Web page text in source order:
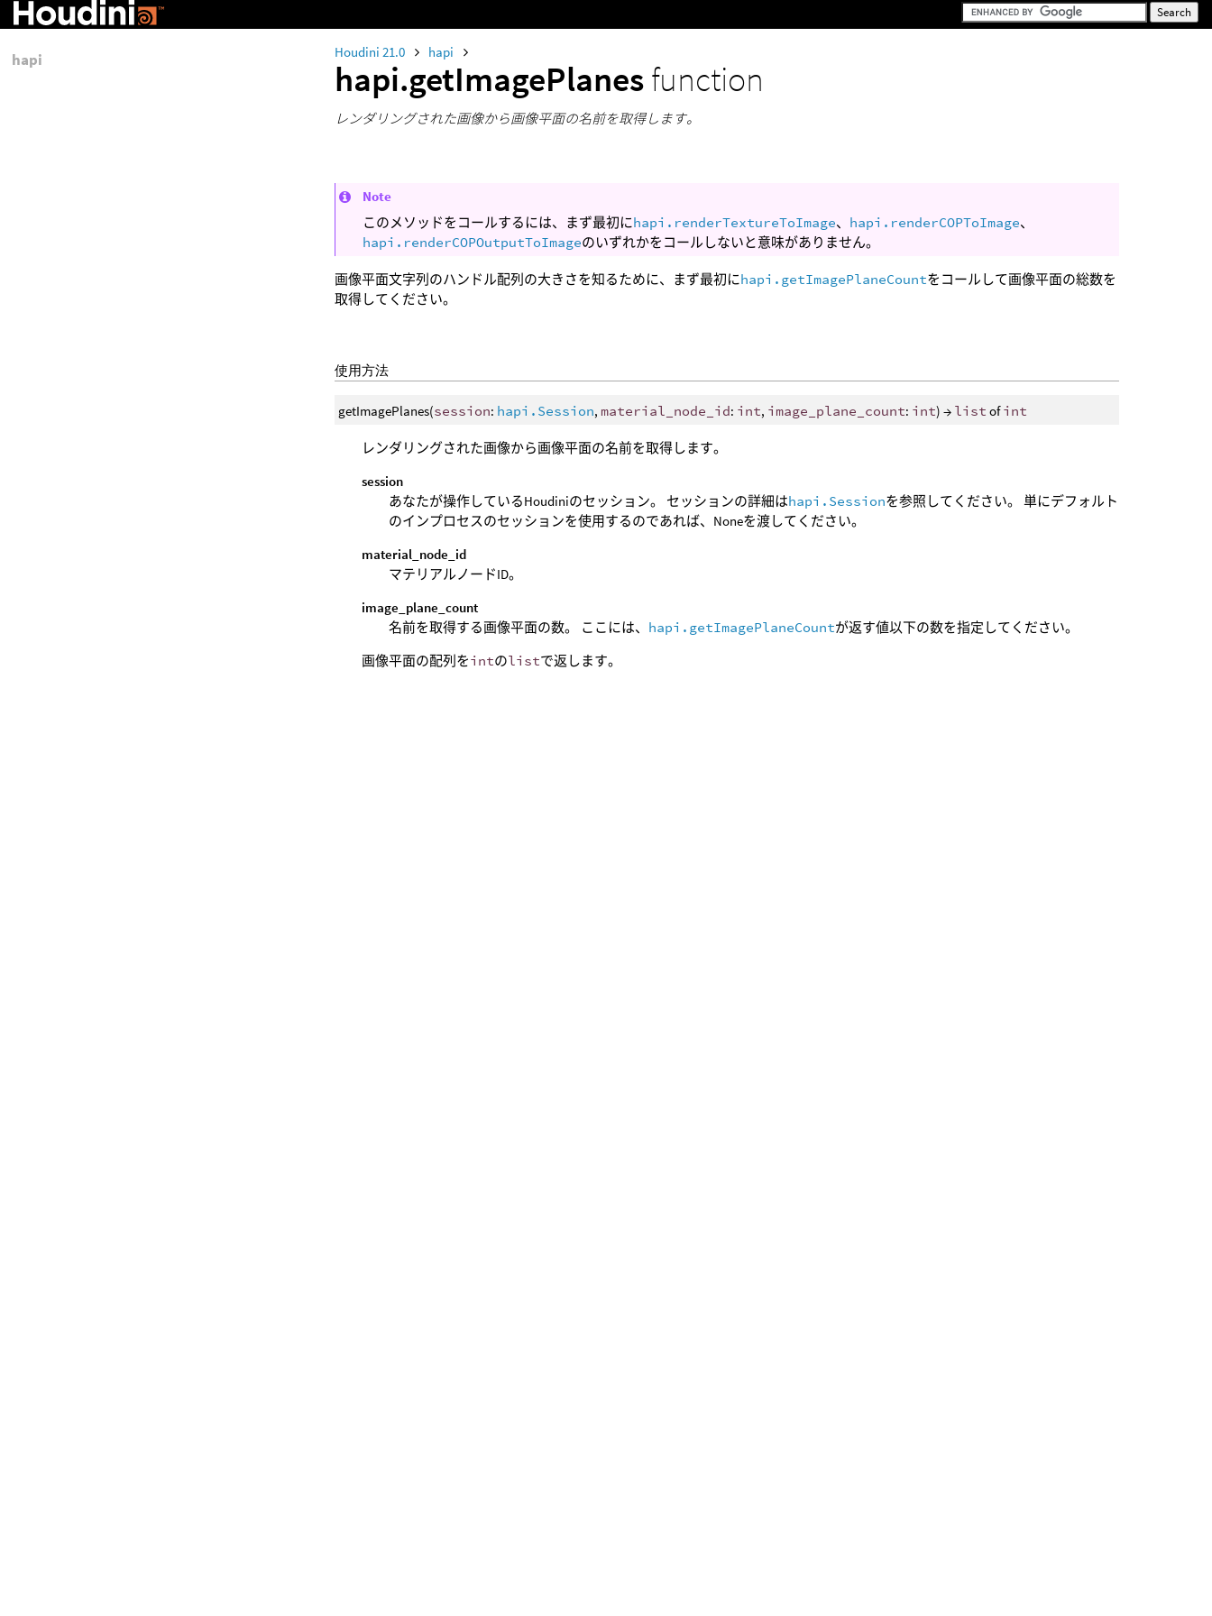
Houdini 21.0 hapi
hapi.getImagePlanesfunction
レンダリングされた画像から画像平面の名前を取得します。
Note
このメソッドをコールするには、まず最初にhapi.renderTextureToImage、 hapi.renderCOPToImage、
hapi.renderCOPOutputToImageのいずれかをコールしないと意味がありません。
画像平面文字列のハンドル配列の大きさを知るために、まず最初にhapi.getImagePlaneCountをコールして画像平面の総数を
取得してください。
使用方法
getImagePlanes(session: hapi.Session, material_node_id: int, image_plane_count: int) → list ofint
レンダリングされた画像から画像平面の名前を取得します。
session
あなたが操作しているHoudiniのセッション。 セッションの詳細はhapi.Sessionを参照してください。 単にデフォルト
のインプロセスのセッションを使用するのであれば、Noneを渡してください。
material_node_id
マテリアルノードID。
image_plane_count
名前を取得する画像平面の数。 ここには、 hapi.getImagePlaneCountが返す値以下の数を指定してください。
画像平面の配列をintのlistで返します。
hapi